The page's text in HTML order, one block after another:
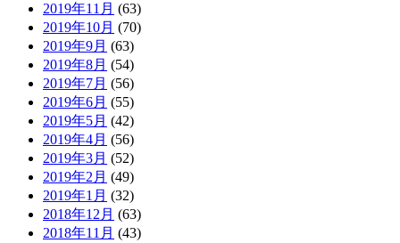
2019年11月 (63)
2019年10月 (70)
2019年9月 (63)
2019年8月 (54)
2019年7月 (56)
2019年6月 (55)
2019年5月 (42)
2019年4月 (56)
2019年3月 (52)
2019年2月 (49)
2019年1月 (32)
2018年12月 (63)
2018年11月 (43)